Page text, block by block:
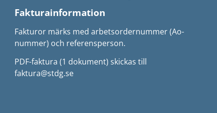
Fakturainformation
Fakturor märks med arbetsordernummer (Ao-
nummer) och referensperson.
PDF-faktura (1 dokument) skickas till
faktura@stdg.se